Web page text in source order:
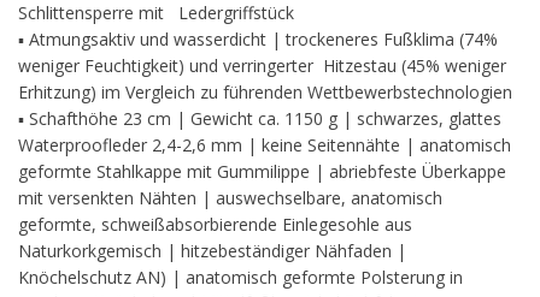
Schlittensperre mit Ledergriffstück
▪ Atmungsaktiv und wasserdicht | trockeneres Fußklima (74%
weniger Feuchtigkeit) und verringerter Hitzestau (45% weniger
Erhitzung) im Vergleich zu führenden Wettbewerbstechnologien
▪ Schafthöhe 23 cm | Gewicht ca. 1150 g | schwarzes, glattes
Waterproofleder 2,4-2,6 mm | keine Seitennähte | anatomisch
geformte Stahlkappe mit Gummilippe | abriebfeste Überkappe
mit versenkten Nähten | auswechselbare, anatomisch
geformte, schweißabsorbierende Einlegesohle aus
Naturkorkgemisch | hitzebeständiger Nähfaden |
Knöchelschutz AN) | anatomisch geformte Polsterung in